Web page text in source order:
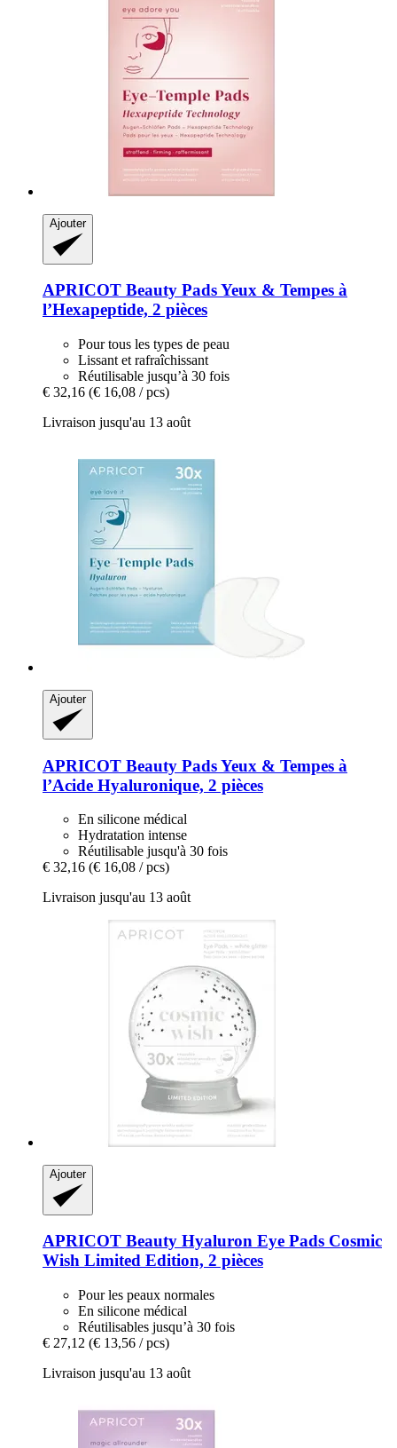
Ajouter
APRICOT Beauty Pads Yeux & Tempes à
l’Hexapeptide, 2 pièces
Pour tous les types de peau
Lissant et rafraîchissant
Réutilisable jusqu’à 30 fois
€ 32,16 (€ 16,08 / pcs)
Livraison jusqu'au 13 août
Ajouter
APRICOT Beauty Pads Yeux & Tempes à
l’Acide Hyaluronique, 2 pièces
En silicone médical
Hydratation intense
Réutilisable jusqu'à 30 fois
€ 32,16 (€ 16,08 / pcs)
Livraison jusqu'au 13 août
Ajouter
APRICOT Beauty Hyaluron Eye Pads Cosmic
Wish Limited Edition, 2 pièces
Pour les peaux normales
En silicone médical
Réutilisables jusqu’à 30 fois
€ 27,12 (€ 13,56 / pcs)
Livraison jusqu'au 13 août